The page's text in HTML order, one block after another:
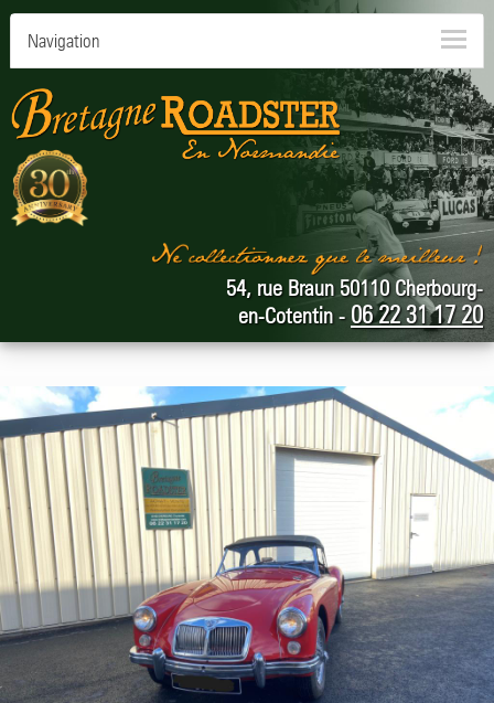
Navigation
54, rue Braun 50110 Cherbourg-
en-Cotentin - 06 22 31 17 20